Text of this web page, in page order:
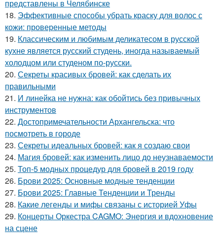
представлены в Челябинске
18. Эффективные способы убрать краску для волос с
кожи: проверенные методы
19. Классическим и любимым деликатесом в русской
кухне является русский студень, иногда называемый
холодцом или студеном по-русски.
20. Секреты красивых бровей: как сделать их
правильными
21. И линейка не нужна: как обойтись без привычных
инструментов
22. Достопримечательности Архангельска: что
посмотреть в городе
23. Секреты идеальных бровей: как я создаю свои
24. Магия бровей: как изменить лицо до неузнаваемости
25. Топ-5 модных процедур для бровей в 2019 году
26. Брови 2025: Основные модные тенденции
27. Брови 2025: Главные Тенденции и Тренды
28. Какие легенды и мифы связаны с историей Уфы
29. Концерты Оркестра CAGMO: Энергия и вдохновение
на сцене